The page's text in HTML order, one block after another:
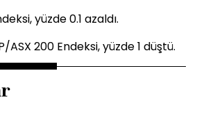
yüzde 0.1 azaldı.
ASX 200 Endeksi, yüzde 1 düştü.